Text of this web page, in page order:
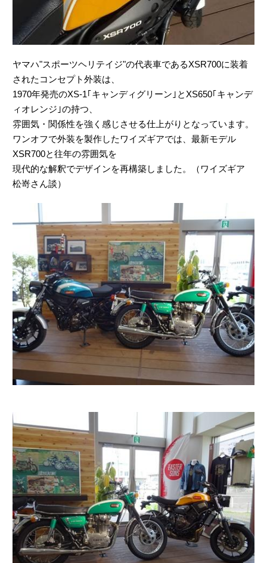
ヤマハ"スポーツヘリテイジ"の代表車であるXSR700に装着
されたコンセプト外装は、
1970年発売のXS-1｢キャンディグリーン｣とXS650｢キャンデ
ィオレンジ｣の持つ、
雰囲気・関係性を強く感じさせる仕上がりとなっています。
ワンオフで外装を製作したワイズギアでは、最新モデル
XSR700と往年の雰囲気を
現代的な解釈でデザインを再構築しました。（ワイズギア
松嵜さん談）